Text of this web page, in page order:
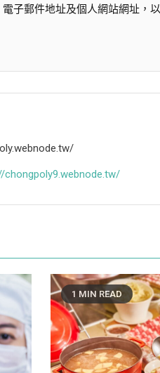
子郵件地址及個人網站網址，
chongpoly9.webnode.tw/
1 MIN READ